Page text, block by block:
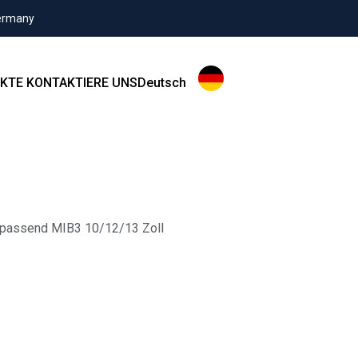
KONTAKTIERE UNSDeutsch
MIB3 10/12/13 Zoll